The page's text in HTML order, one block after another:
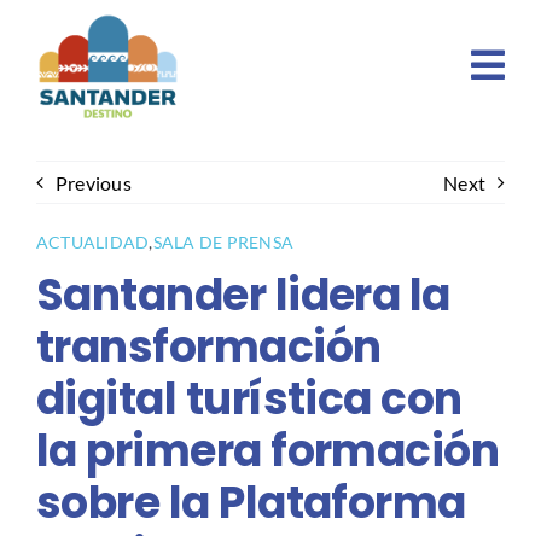
content
Previous Next
ACTUALIDAD,SALA DE PRENSA
Santander lidera la
transformación
digital turística con
la primera formación
sobre la Plataforma